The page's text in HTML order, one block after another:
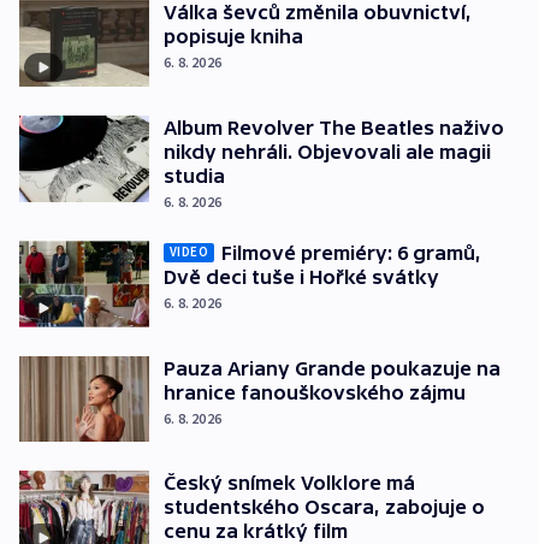
Válka ševců změnila obuvnictví,
popisuje kniha
6. 8. 2026
Album Revolver The Beatles naživo
nikdy nehráli. Objevovali ale magii
studia
6. 8. 2026
VIDEO
Filmové premiéry: 6 gramů,
Dvě deci tuše i Hořké svátky
6. 8. 2026
Pauza Ariany Grande poukazuje na
hranice fanouškovského zájmu
6. 8. 2026
Český snímek Volklore má
studentského Oscara, zabojuje o
cenu za krátký film